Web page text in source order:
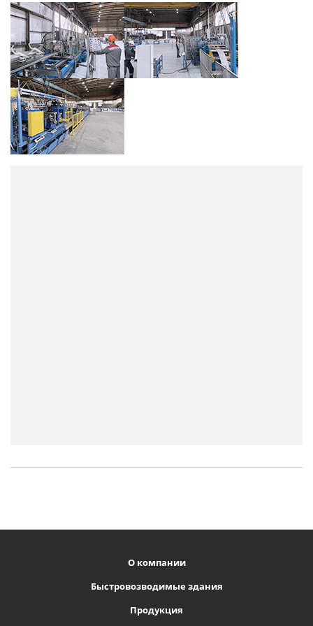
О компании
Быстровозводимые здания
Продукция